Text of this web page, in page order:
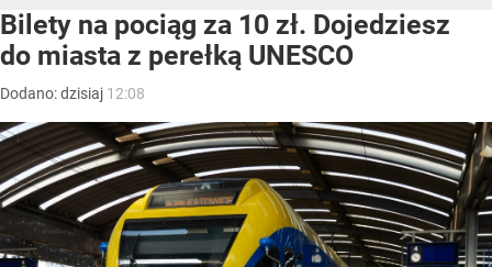
Bilety na pociąg za 10 zł. Dojedziesz
do miasta z perełką UNESCO
Dodano:dzisiaj 12:08